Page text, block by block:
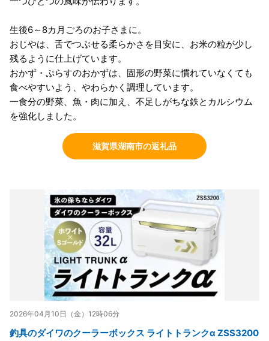
生後6～8カ月ごろのお子さまに。
おじやは、舌でつぶせる柔らかさを目安に、お米の粒が少し
残るように仕上げています。
おかず・ぷらすのおかずは、固形の野菜に慣れていなくても
食べやすいよう、やわらかく調理しています。
一食分の野菜、魚・肉に加え、不足しがちな鉄とカルシウム
を強化しました。
滋賀県湖南市の返礼品
2026年04月10日（金）12時06分
釣具のダイワのクーラーボックス ライトトランクα ZSS3200